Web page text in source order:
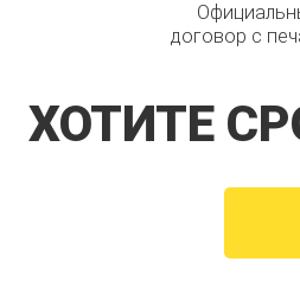
договор с
ХОТИТЕ